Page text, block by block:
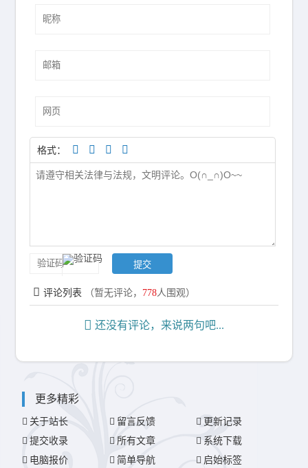
格式：
评论列表 （暂无评论， 778人围观）
还没有评论，来说两句吧...
更多精彩
关于站长 留言反馈
更新记录
提交收录
所有文章
系统下载
电脑报价
简单导航 启始标签